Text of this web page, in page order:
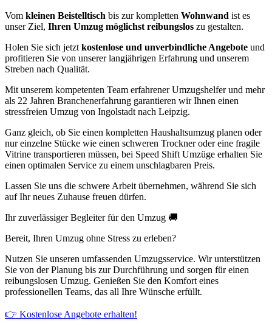
Vom kleinen Beistelltisch bis zur kompletten Wohnwand ist es
unser Ziel, Ihren Umzug möglichst reibungslos zu gestalten.
Holen Sie sich jetzt kostenlose und unverbindliche Angebote und
profitieren Sie von unserer langjährigen Erfahrung und unserem
Streben nach Qualität.
Mit unserem kompetenten Team erfahrener Umzugshelfer und mehr
als 22 Jahren Branchenerfahrung garantieren wir Ihnen einen
stressfreien Umzug von Ingolstadt nach Leipzig.
Ganz gleich, ob Sie einen kompletten Haushaltsumzug planen oder
nur einzelne Stücke wie einen schweren Trockner oder eine fragile
Vitrine transportieren müssen, bei Speed Shift Umzüge erhalten Sie
einen optimalen Service zu einem unschlagbaren Preis.
Lassen Sie uns die schwere Arbeit übernehmen, während Sie sich
auf Ihr neues Zuhause freuen dürfen.
Ihr zuverlässiger Begleiter für den Umzug 🚚
Bereit, Ihren Umzug ohne Stress zu erleben?
Nutzen Sie unseren umfassenden Umzugsservice. Wir unterstützen
Sie von der Planung bis zur Durchführung und sorgen für einen
reibungslosen Umzug. Genießen Sie den Komfort eines
professionellen Teams, das all Ihre Wünsche erfüllt.
👉 Kostenlose Angebote erhalten!